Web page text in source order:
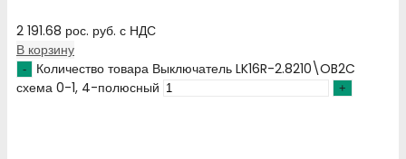
2 191.68 рос. руб. с НДС
В корзину
Количество товара Выключатель LK16R-2.8210\OB2C
схема 0-1, 4-полюсный